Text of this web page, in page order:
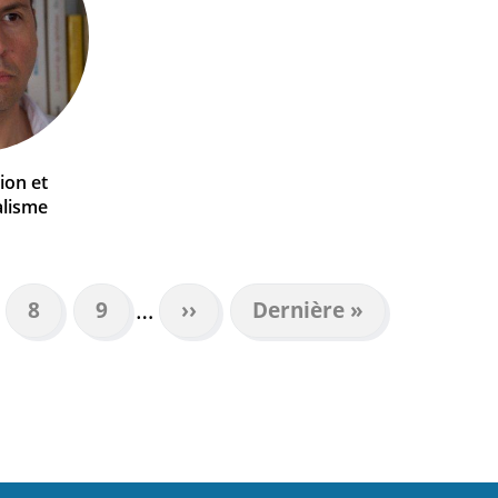
et
Page
8 Page
9 …
Page
suivante
››
Dernière
page
Dernière »